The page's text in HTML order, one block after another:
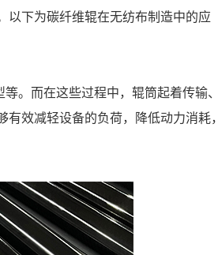
以下为碳纤维辊在无纺布制造中的应
。而在这些过程中，辊筒起着传输、
效减轻设备的负荷，降低动力消耗，